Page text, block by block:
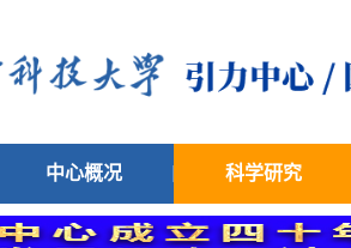
中心概况 科学研究